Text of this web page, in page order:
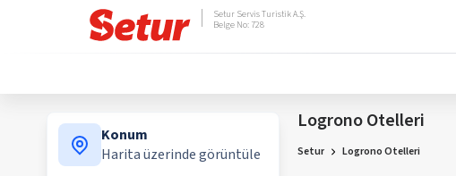
Setur Servis Turistik A.Ş.
Belge No: 728
Konum
Harita üzerinde görüntüle
Logrono Otelleri
Setur Logrono Otelleri